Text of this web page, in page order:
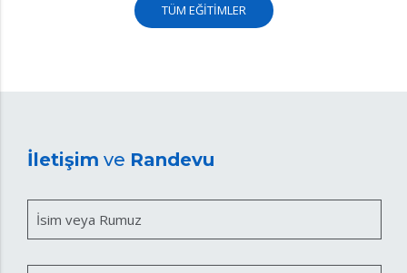
TÜM EĞİTİMLER
İletişim ve Randevu
İsim veya Rumuz